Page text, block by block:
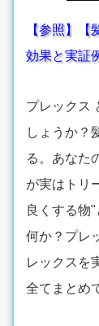
【参照】
効果と実証
プレックス
しょうか？
る。あなた
が実はトリ
良くする物
何か？プレ
レックスを
全てまとめ